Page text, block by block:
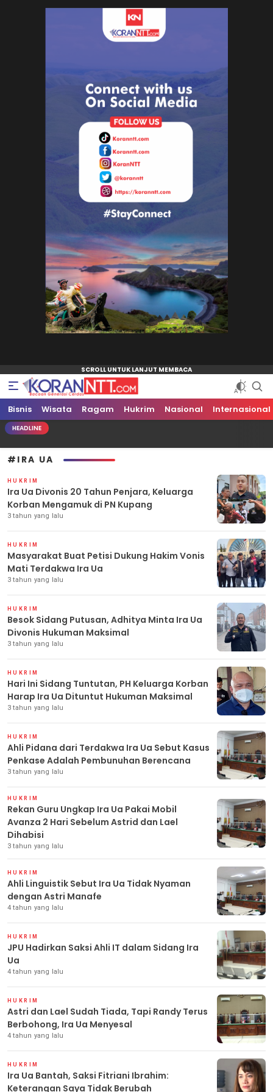
Koran NTT
Bacaan Generasi Cerdas
Bisnis Wisata Ragam Hukrim Nasional Internasional
HEADLINE
#IRA UA
HUKRIM
Ira Ua Divonis 20 Tahun Penjara, Keluarga
Korban Mengamuk di PN Kupang
3 tahun yang lalu
HUKRIM
Masyarakat Buat Petisi Dukung Hakim Vonis
Mati Terdakwa Ira Ua
3 tahun yang lalu
HUKRIM
Besok Sidang Putusan, Adhitya Minta Ira Ua
Divonis Hukuman Maksimal
3 tahun yang lalu
HUKRIM
Hari Ini Sidang Tuntutan, PH Keluarga Korban
Harap Ira Ua Dituntut Hukuman Maksimal
3 tahun yang lalu
HUKRIM
Ahli Pidana dari Terdakwa Ira Ua Sebut Kasus
Penkase Adalah Pembunuhan Berencana
3 tahun yang lalu
HUKRIM
Rekan Guru Ungkap Ira Ua Pakai Mobil
Avanza 2 Hari Sebelum Astrid dan Lael
Dihabisi
3 tahun yang lalu
HUKRIM
Ahli Linguistik Sebut Ira Ua Tidak Nyaman
dengan Astri Manafe
4 tahun yang lalu
HUKRIM
JPU Hadirkan Saksi Ahli IT dalam Sidang Ira
Ua
4 tahun yang lalu
HUKRIM
Astri dan Lael Sudah Tiada, Tapi Randy Terus
Berbohong, Ira Ua Menyesal
4 tahun yang lalu
HUKRIM
Ira Ua Bantah, Saksi Fitriani Ibrahim:
Keterangan Saya Tidak Berubah